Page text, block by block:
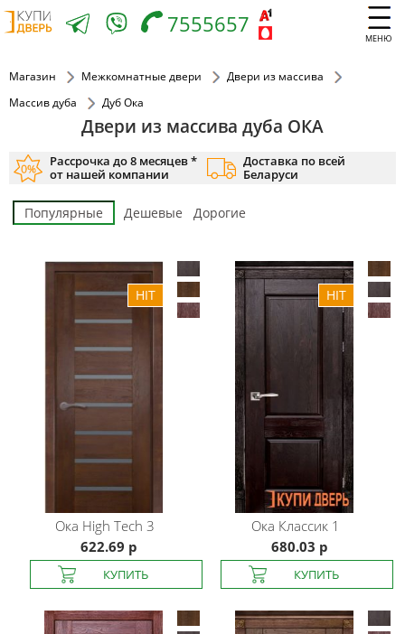
МЕНЮ
7555657
Магазин Межкомнатные двери
Двери из массива
Массив дуба
Дуб Ока
Двери из массива дуба ОКА
Рассрочка до 8 месяцев *
от нашей компании
Доставка по всей
Беларуси
Популярные Дешевые Дорогие
Ока High Tech 3
622.69 р
Ока Классик 1
680.03 р